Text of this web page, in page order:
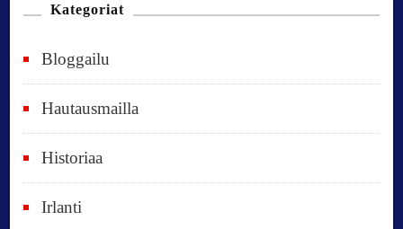
e
v
u
o
Kategoriat
Bloggailu
Hautausmailla
Historiaa
Irlanti